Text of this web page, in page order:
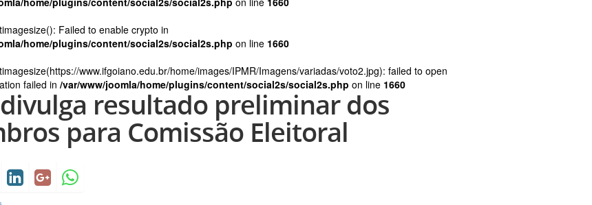
Failed to enable crypto in
home/plugins/content/social2s/social2s.php on line 1660
www.ifgoiano.edu.br/home/images/IPMR/Imagens/variadas/voto2.jpg): failed to open
failed in /var/www/joomla/home/plugins/content/social2s/social2s.php on line 1660
divulga resultado preliminar dos
para Comissão Eleitoral